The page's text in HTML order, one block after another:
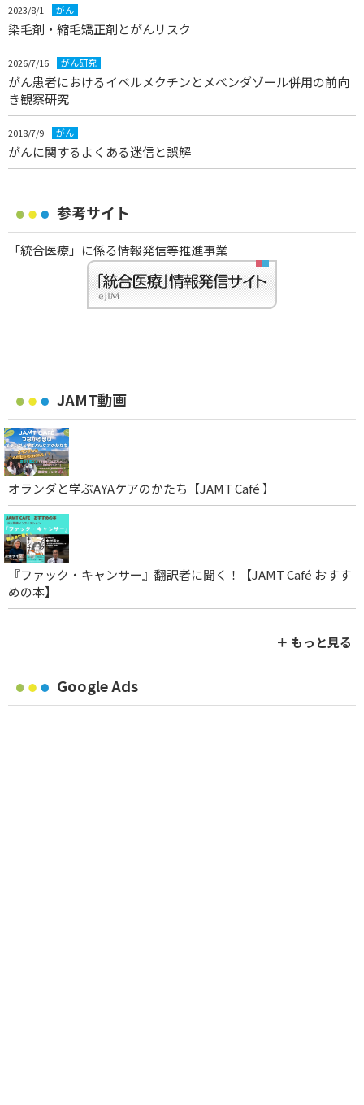
2023/8/1 がん
染毛剤・縮毛矯正剤とがんリスク
2026/7/16 がん研究
がん患者におけるイベルメクチンとメベンダゾール併用の前向
き観察研究
2018/7/9 がん
がんに関するよくある迷信と誤解
参考サイト
「統合医療」に係る情報発信等推進事業
JAMT動画
オランダと学ぶAYAケアのかたち【JAMT Café 】
『ファック・キャンサー』翻訳者に聞く！【JAMT Café おすす
めの本】
＋ もっと見る
Google Ads